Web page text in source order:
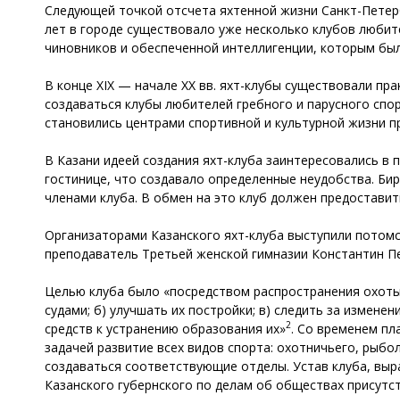
Следующей точкой отсчета яхтенной жизни Санкт-
лет в городе существовало уже несколько клубов
чиновников и обеспеченной интеллигенции, которым
В конце XIX — начале XX вв. яхт-клубы существовали
создаваться клубы любителей гребного и парусного
становились центрами спортивной и культурной жизни
В Казани идеей создания яхт-клуба заинтересовались
гостинице, что создавало определенные неудобства.
членами клуба. В обмен на это клуб должен
Организаторами Казанского яхт-клуба выступили
преподаватель Третьей женской гимназии Константин
Целью клуба было «посредством распространения
судами; б) улучшать их постройки; в) следить за
средств к устранению образования их»2. Со временем
задачей развитие всех видов спорта: охотничьего,
создаваться соответствующие отделы. Устав клуба,
Казанского губернского по делам об обществах